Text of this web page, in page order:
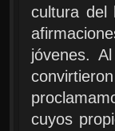
cultura del
jóvenes.
cuyos